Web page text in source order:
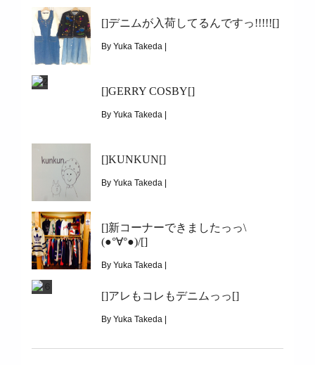
|4268
[]出たーーーーー!!!!![]
[]デニムが入荷してるんですっ!!!!![]
By Yuka Takeda |
|4667
[]デニムが入荷してるんですっ!!!!![]
[]GERRY COSBY[]
By Yuka Takeda |
|8516
[]GERRY COSBY[]
[]KUNKUN[]
By Yuka Takeda |
|6579
[]kunkun[]
[]新コーナーできましたっっ\
(●°∀°●)/[]
By Yuka Takeda |
|5390
[]アレもコレもデニムっっ[]
By Yuka Takeda |